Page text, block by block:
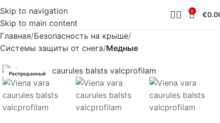
Skip to navigation
Skip to main content
0 €
Главная Безопасность на крыше
Системы защиты от снега Медные
Распроданный